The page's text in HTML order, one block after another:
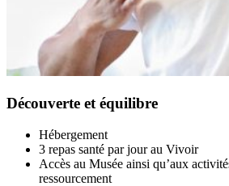
Découverte et équilibre
Hébergement
3 repas santé par jour au Vivoir
Accès au Musée ainsi qu’aux
ressourcement